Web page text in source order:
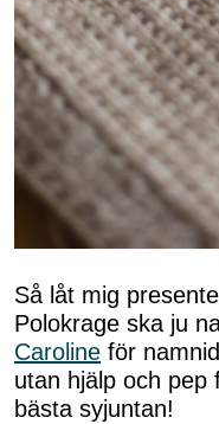
Så låt mig
Polokrage ska ju
Caroline för
utan hjälp och pep
bästa syjuntan!